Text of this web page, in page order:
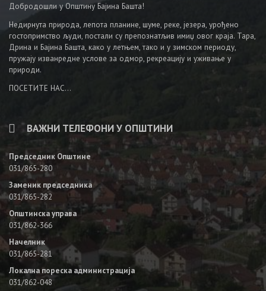
Добродошли у Општину Бајина Башта!
Недирнута природа, лепота планине, шуме, реке, језера, урођено
гостопримство људи, постали су препознатљив имиџ овог краја. Тара,
Дрина и Бајина Башта, како у летњем, тако и у зимском периоду,
пружају изванредне услове за одмор, рекреацију и уживање у
природи.
ПОСЕТИТЕ НАС...
ВАЖНИ ТЕЛЕФОНИ У ОПШТИНИ
Председник Општине
031/865-280
Заменик председника
031/865-282
Општинска управа
031/862-366
Начелник
031/865-281
Локална пореска администрација
031/862-048